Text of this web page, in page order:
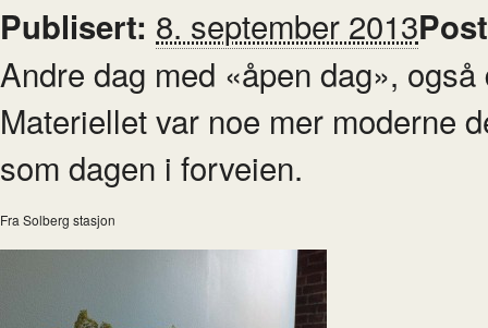
Publisert: 8. september 2013
Andre dag med «åpen dag»,
Materiellet var noe mer moderne
som dagen i forveien.
Fra Solberg stasjon